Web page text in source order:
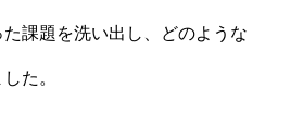
課題を洗い出し、どのような
た。